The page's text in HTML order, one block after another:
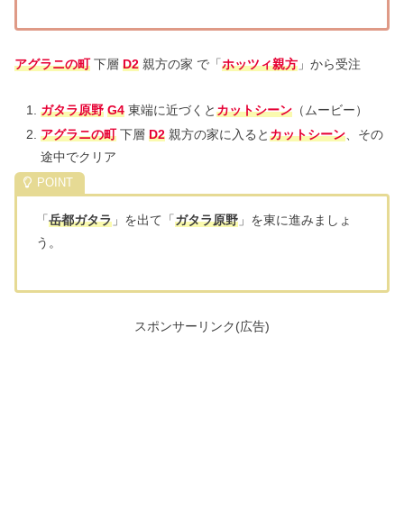
アグラニの町下層 D2 親方の家 で「ホッツィ親方 」から受注
ガタラ原野 G4東端に近づくとカットシーン（ムービー）
アグラニの町下層 D2親方の家に入るとカットシーン、その
途中でクリア
「岳都ガタラ 」を出て「ガタラ原野 」を東に進みましょ
う。
スポンサーリンク(広告)